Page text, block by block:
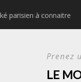
parisien à connaitre
Prenez
LE